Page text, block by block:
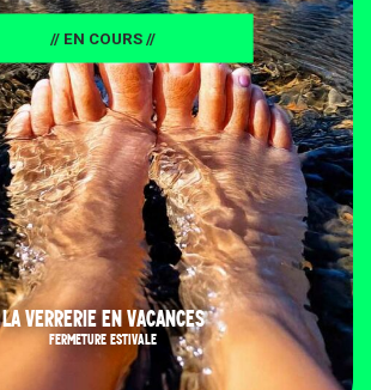
// EN COURS //
LA VERRERIE EN VACANCES
FERMETURE ESTIVALE